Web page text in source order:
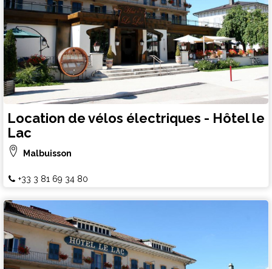
Location de vélos électriques - Hôtel le
Lac
Malbuisson
+33 3 81 69 34 80